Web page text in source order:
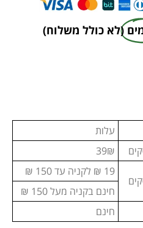
(לא כולל משלוח)
עלות
39₪
19 ₪ לקניה עד 150 ₪
חינם בקניה מעל 150 ₪
חינם